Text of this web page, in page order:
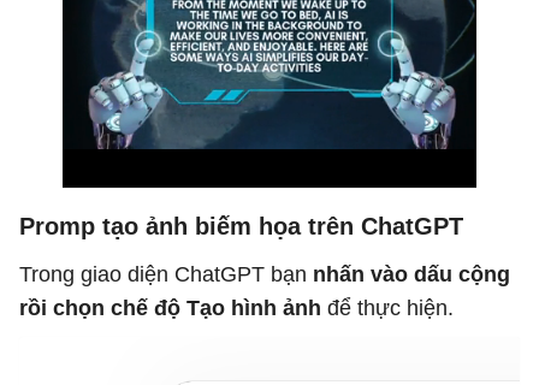
Promp tạo ảnh biếm họa trên ChatGPT
Trong giao diện ChatGPT bạn nhấn vào dấu cộng
rồi chọn chế độ Tạo hình ảnh để thực hiện.